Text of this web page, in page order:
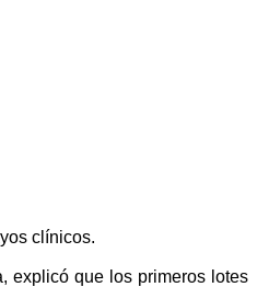
clínicos.
explicó que los primeros lotes